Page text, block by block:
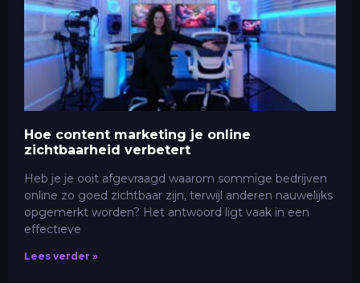
Hoe content marketing je online
zichtbaarheid verbetert
Heb je je ooit afgevraagd waarom sommige bedrijven
online zo goed zichtbaar zijn, terwijl anderen nauwelijks
opgemerkt worden? Het antwoord ligt vaak in een
effectieve
Lees verder »